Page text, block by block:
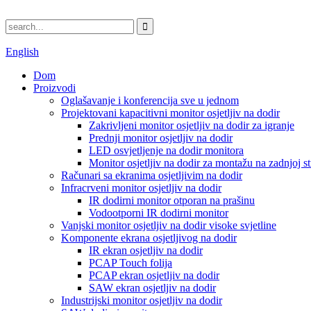
English
Dom
Proizvodi
Oglašavanje i konferencija sve u jednom
Projektovani kapacitivni monitor osjetljiv na dodir
Zakrivljeni monitor osjetljiv na dodir za igranje
Prednji monitor osjetljiv na dodir
LED osvjetljenje na dodir monitora
Monitor osjetljiv na dodir za montažu na zadnjoj
Računari sa ekranima osjetljivim na dodir
Infracrveni monitor osjetljiv na dodir
IR dodirni monitor otporan na prašinu
Vodootporni IR dodirni monitor
Vanjski monitor osjetljiv na dodir visoke svjetline
Komponente ekrana osjetljivog na dodir
IR ekran osjetljiv na dodir
PCAP Touch folija
PCAP ekran osjetljiv na dodir
SAW ekran osjetljiv na dodir
Industrijski monitor osjetljiv na dodir